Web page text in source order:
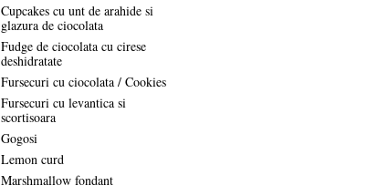
Cupcakes cu unt de arahide si
glazura de ciocolata
Fudge de ciocolata cu cirese
deshidratate
Fursecuri cu ciocolata / Cookies
Fursecuri cu levantica si
scortisoara
Gogosi
Lemon curd
Marshmallow fondant